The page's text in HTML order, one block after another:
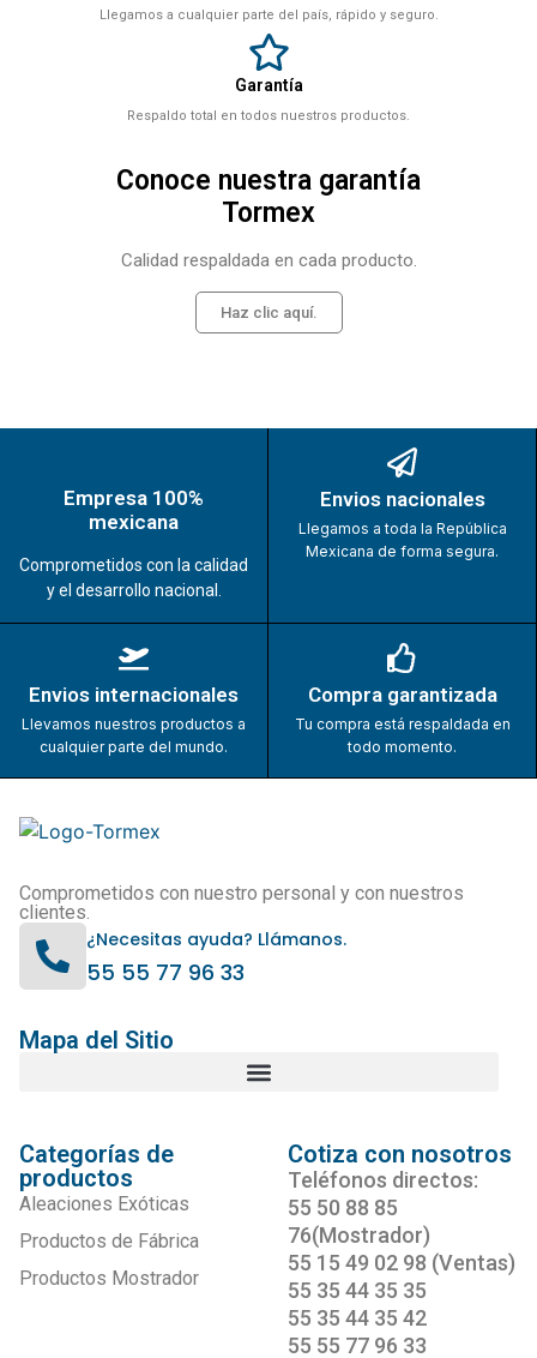
Llegamos a cualquier parte del país, rápido y seguro.
Garantía
Respaldo total en todos nuestros productos.
Conoce nuestra garantía
Tormex
Calidad respaldada en cada producto.
Haz clic aquí.
Empresa 100%
mexicana
Comprometidos con la calidad
y el desarrollo nacional.
Envios nacionales
Llegamos a toda la República
Mexicana de forma segura.
Envios internacionales
Llevamos nuestros productos a
cualquier parte del mundo.
Compra garantizada
Tu compra está respaldada en
todo momento.
Comprometidos con nuestro personal y con nuestros
clientes.
¿Necesitas ayuda? Llámanos.
55 55 77 96 33
Mapa del Sitio
Categorías de
productos
Aleaciones Exóticas
Productos de Fábrica
Productos Mostrador
Cotiza con nosotros
Teléfonos directos:
55 50 88 85
76(Mostrador)
55 15 49 02 98 (Ventas)
55 35 44 35 35
55 35 44 35 42
55 55 77 96 33